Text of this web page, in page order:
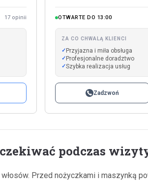
17 opinii OTWARTE DO 13:00
ZA CO CHWALĄ KLIENCI
Przyjazna i miła obsługa
Profesjonalne doradztwo
Szybka realizacja usług
Zadzwoń
podczas
Przed nożyczkami i maszynką